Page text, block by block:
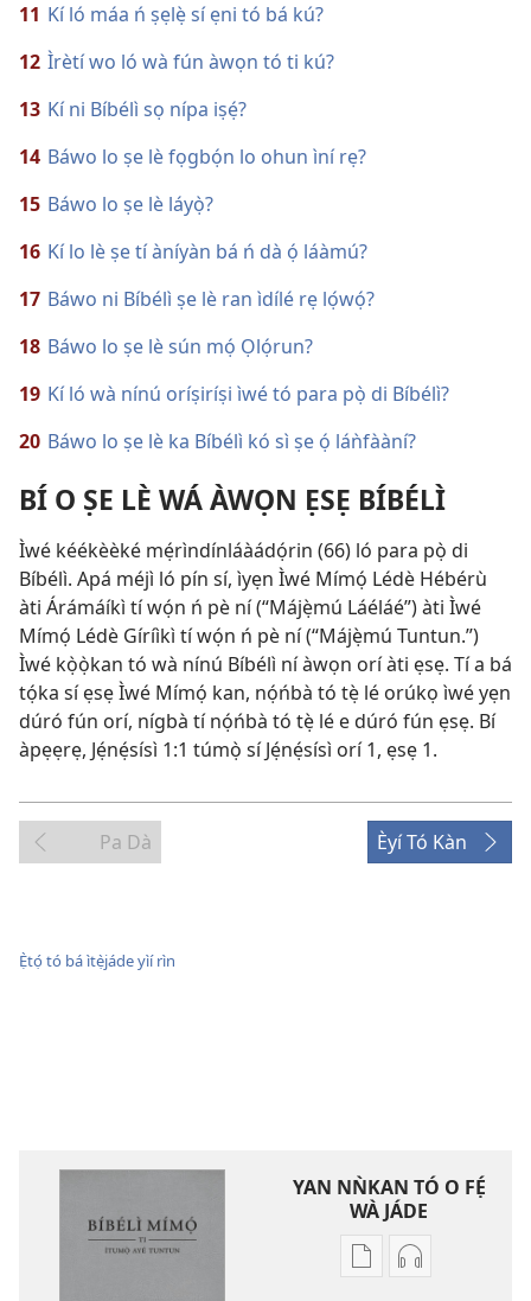
11 Kí ló máa ń ṣẹlẹ̀ sí ẹni tó bá kú?
12 Ìrètí wo ló wà fún àwọn tó ti kú?
13 Kí ni Bíbélì sọ nípa iṣẹ́?
14 Báwo lo ṣe lè fọgbọ́n lo ohun ìní rẹ?
15 Báwo lo ṣe lè láyọ̀?
16 Kí lo lè ṣe tí àníyàn bá ń dà ọ́ láàmú?
17 Báwo ni Bíbélì ṣe lè ran ìdílé rẹ lọ́wọ́?
18 Báwo lo ṣe lè sún mọ́ Ọlọ́run?
19 Kí ló wà nínú oríṣiríṣi ìwé tó para pọ̀ di Bíbélì?
20 Báwo lo ṣe lè ka Bíbélì kó sì ṣe ọ́ láǹfààní?
BÍ O ṢE LÈ WÁ ÀWỌN ẸSẸ BÍBÉLÌ
Ìwé kéékèèké mẹ́rìndínláàádọ́rin (66) ló para pọ̀ di
Bíbélì. Apá méjì ló pín sí, ìyẹn Ìwé Mímọ́ Lédè Hébérù
àti Árámáíkì tí wọ́n ń pè ní (“Májẹ̀mú Láéláé”) àti Ìwé
Mímọ́ Lédè Gíríìkì tí wọ́n ń pè ní (“Májẹ̀mú Tuntun.”)
Ìwé kọ̀ọ̀kan tó wà nínú Bíbélì ní àwọn orí àti ẹsẹ. Tí a bá
tọ́ka sí ẹsẹ Ìwé Mímọ́ kan, nọ́ńbà tó tẹ̀ lé orúkọ ìwé yẹn
dúró fún orí, nígbà tí nọ́ńbà tó tẹ̀ lé e dúró fún ẹsẹ. Bí
àpẹẹrẹ, Jẹ́nẹ́sísì 1:1 túmọ̀ sí Jẹ́nẹ́sísì orí 1, ẹsẹ 1.
Pa Dà Èyí Tó Kàn
Ẹ̀tọ́ tó bá ìtẹ̀jáde yìí rìn
YAN NǸKAN TÓ O FẸ́
WÀ JÁDE
Bó
Bó